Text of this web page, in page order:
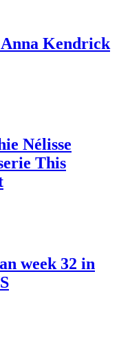
Anna Kendrick
Nélisse
This
week 32 in